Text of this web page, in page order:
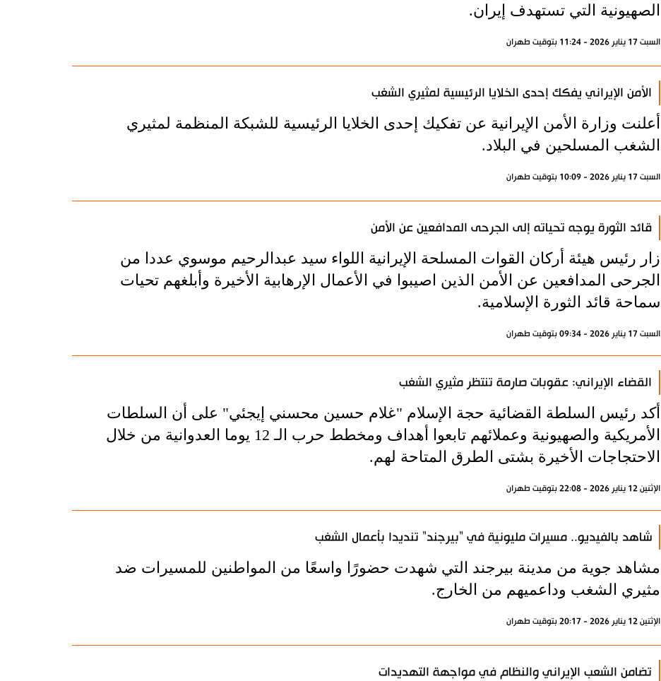
الصهيونية التي تستهدف إيران.
السبت 17 يناير 2026 - 11:24 بتوقيت طهران
الأمن الإيراني يفكك إحدى الخلايا الرئيسية لمثيري الشغب
أعلنت وزارة الأمن الإيرانية عن تفكيك إحدى الخلايا الرئيسية للشبكة المنظمة لمثيري
الشغب المسلحين في البلاد.
السبت 17 يناير 2026 - 10:09 بتوقيت طهران
قائد الثورة يوجه تحياته إلى الجرحى المدافعين عن الأمن
زار رئيس هيئة أركان القوات المسلحة الإيرانية اللواء سيد عبدالرحيم موسوي عددا من
الجرحى المدافعين عن الأمن الذين اصيبوا في الأعمال الإرهابية الأخيرة وأبلغهم تحيات
سماحة قائد الثورة الإسلامية.
السبت 17 يناير 2026 - 09:34 بتوقيت طهران
القضاء الإيراني: عقوبات صارمة تنتظر مثيري الشغب
أكد رئيس السلطة القضائية حجة الإسلام "غلام حسين محسني إيجئي" على أن السلطات
الأمريكية والصهيونية وعملائهم تابعوا أهداف ومخطط حرب الـ 12 يوما العدوانية من خلال
الاحتجاجات الأخيرة بشتى الطرق المتاحة لهم.
الإثنين 12 يناير 2026 - 22:08 بتوقيت طهران
شاهد بالفيديو.. مسيرات مليونية في "بيرجند" تنديدا بأعمال الشغب
مشاهد جوية من مدينة بيرجند التي شهدت حضورًا واسعًا من المواطنين للمسيرات ضد
مثيري الشغب وداعميهم من الخارج.
الإثنين 12 يناير 2026 - 20:17 بتوقيت طهران
تضامن الشعب الإيراني والنظام في مواجهة التهديدات